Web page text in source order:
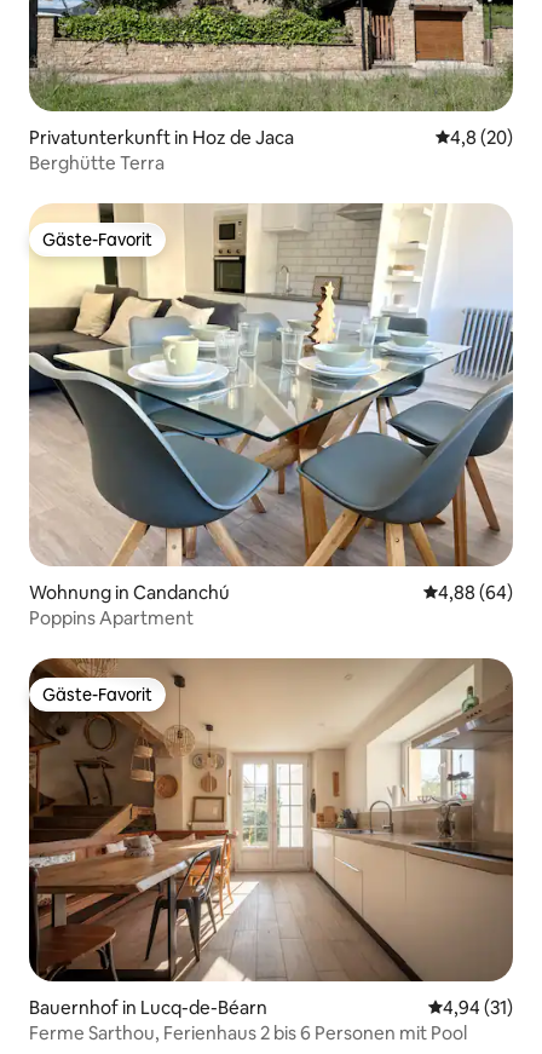
Privatunterkunft in Hoz de Jaca
4,8 (20)
Berghütte Terra
Gäste-Favorit
Gäste-Favorit
Wohnung in Candanchú
4,88 (64)
Poppins Apartment
Gäste-Favorit
Gäste-Favorit
Bauernhof in Lucq-de-Béarn
4,94 (31)
Ferme Sarthou, Ferienhaus 2 bis 6 Personen mit Pool